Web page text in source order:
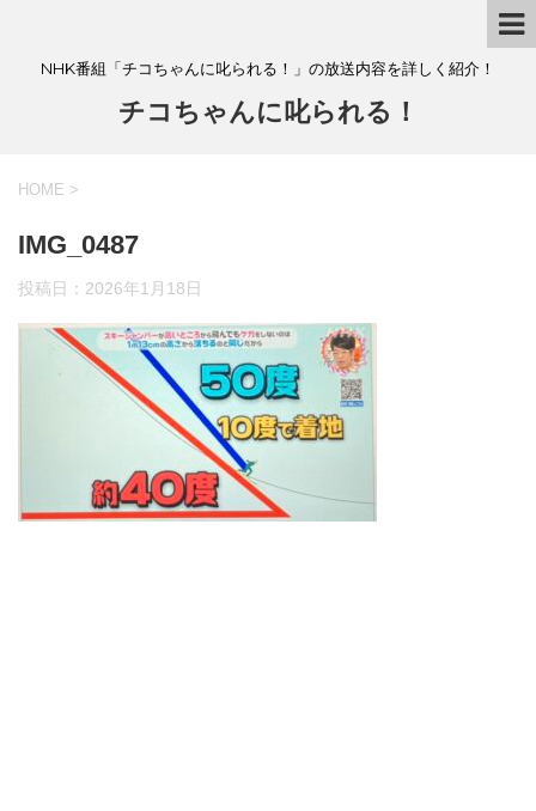
NHK番組「チコちゃんに叱られる！」の放送内容を詳しく紹介！
チコちゃんに叱られる！
HOME >
IMG_0487
投稿日： 2026年1月18日